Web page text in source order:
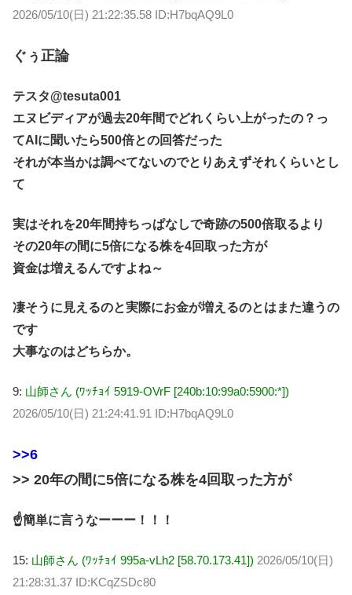
2026/05/10(日) 21:22:35.58 ID:H7bqAQ9L0
ぐぅ正論
テスタ@tesuta001
エヌビディアが過去20年間でどれくらい上がったの？っ
てAIに聞いたら500倍との回答だった
それが本当かは調べてないのでとりあえずそれくらいとし
て
実はそれを20年間持ちっぱなしで奇跡の500倍取るより
その20年の間に5倍になる株を4回取った方が
資金は増えるんですよね～
凄そうに見えるのと実際にお金が増えるのとはまた違うの
です
大事なのはどちらか。
9: 山師さん (ﾜｯﾁｮｲ 5919-OVrF [240b:10:99a0:5900:*])
2026/05/10(日) 21:24:41.91 ID:H7bqAQ9L0
>>6
>> 20年の間に5倍になる株を4回取った方が
☝簡単に言うなーーー！！！
15: 山師さん (ﾜｯﾁｮｲ 995a-vLh2 [58.70.173.41]) 2026/05/10(日)
21:28:31.37 ID:KCqZSDc80